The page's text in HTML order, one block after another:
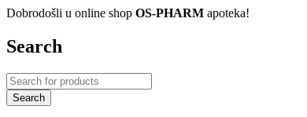
Dobrodošli u online shop OS-PHARM apoteka!
Search